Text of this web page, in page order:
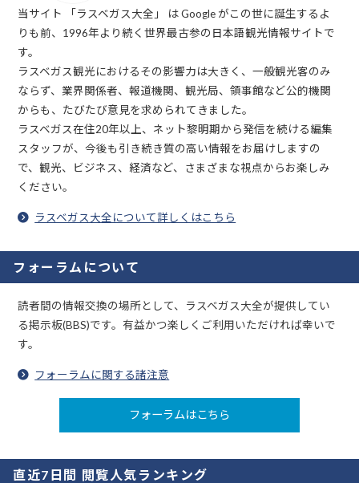
当サイト 「ラスベガス大全」 は Google がこの世に誕生するよ
りも前、1996年より続く世界最古参の日本語観光情報サイトで
す。
ラスベガス観光におけるその影響力は大きく、一般観光客のみ
ならず、業界関係者、報道機関、観光局、領事館など公的機関
からも、たびたび意見を求められてきました。
ラスベガス在住20年以上、ネット黎明期から発信を続ける編集
スタッフが、今後も引き続き質の高い情報をお届けしますの
で、観光、ビジネス、経済など、さまざまな視点からお楽しみ
ください。
ラスベガス大全について詳しくはこちら
フォーラムについて
読者間の情報交換の場所として、ラスベガス大全が提供してい
る掲示板(BBS)です。有益かつ楽しくご利用いただければ幸いで
す。
フォーラムに関する諸注意
フォーラムはこちら
直近7日間 閲覧人気ランキング